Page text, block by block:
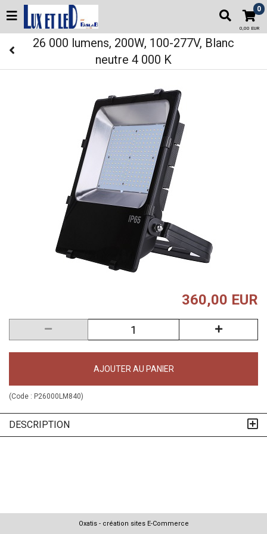
0
0,00 EUR
26 000 lumens, 200W, 100-277V, Blanc
neutre 4 000 K
360,00 EUR
AJOUTER AU PANIER
(Code : P26000LM840)
DESCRIPTION
Oxatis - création sites E-Commerce